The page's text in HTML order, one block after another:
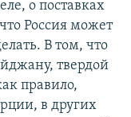
о поставках
Россия может
В том, что
твердой
правило,
в других